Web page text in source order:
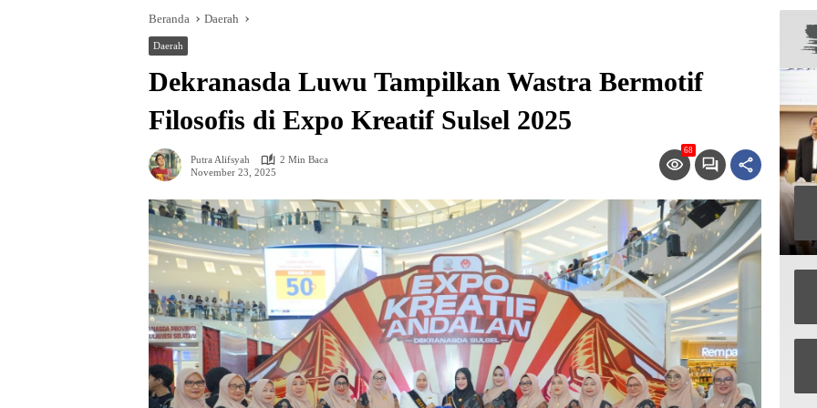
Beranda Daerah
Daerah
Dekranasda Luwu Tampilkan Wastra Bermotif
Filosofis di Expo Kreatif Sulsel 2025
Putra Alifsyah
2 Min Baca
November 23, 2025
68